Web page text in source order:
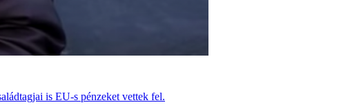
is EU-s pénzeket vettek fel.